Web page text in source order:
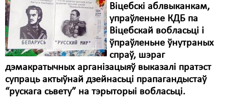
Віцебскі аблвыканкам,
упраўленьне КДБ па
Віцебскай вобласьці і
ўпраўленьне ўнутраных
спраў, шэраг
дэмакратычных арганізацыяў выказалі пратэст
супраць актыўнай дзейнасьці прапагандыстаў
“рускага сьвету” на тэрыторыі вобласьці.